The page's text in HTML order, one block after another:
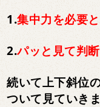
1.集中力を必要
2.パッと見て判
続いて上下斜位
ついて見ていき